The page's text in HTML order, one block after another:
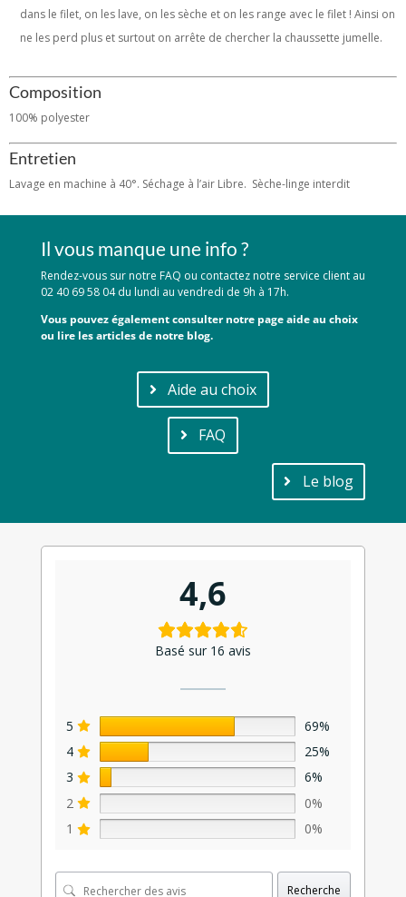
dans le filet, on les lave, on les sèche et on les range avec le filet ! Ainsi on
ne les perd plus et surtout on arrête de chercher la chaussette jumelle.
Composition
100% polyester
Entretien
Lavage en machine à 40°. Séchage à l’air Libre. Sèche-linge interdit
Il vous manque une info ?
Rendez-vous sur notre FAQ ou contactez notre service client au
02 40 69 58 04 du lundi au vendredi de 9h à 17h.
Vous pouvez également consulter notre page aide au choix
ou lire les articles de notre blog.
Aide au choix
FAQ
Le blog
4,6
Basé sur 16 avis
5
69%
4
25%
3
6%
2
0%
1
0%
Recherche